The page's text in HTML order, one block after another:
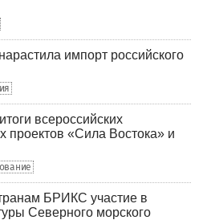
импорт российского
всероссийских
проектов «Сила Востока» и
БРИКС участие в
Северного морского